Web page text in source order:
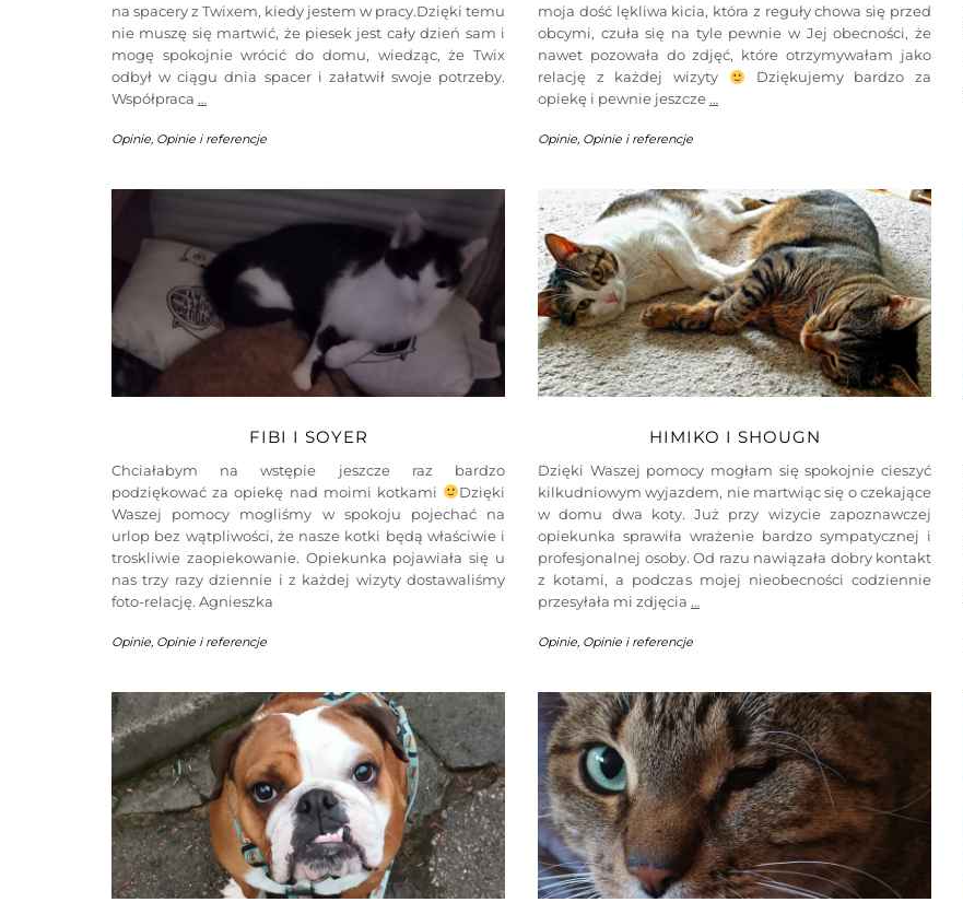
na spacery z Twixem, kiedy jestem w pracy.Dzięki temu
nie muszę się martwić, że piesek jest cały dzień sam i
mogę spokojnie wrócić do domu, wiedząc, że Twix
odbył w ciągu dnia spacer i załatwił swoje potrzeby.
Współpraca …
Opinie, Opinie i referencje
moja dość lękliwa kicia, która z reguły chowa się przed
obcymi, czuła się na tyle pewnie w Jej obecności, że
nawet pozowała do zdjęć, które otrzymywałam jako
relację z każdej wizyty
Dziękujemy bardzo za
opiekę i pewnie jeszcze…
Opinie, Opinie i referencje
FIBI I SOYER
Chciałabym na wstępie jeszcze raz bardzo
podziękować za opiekę nad moimi kotkami
Dzięki
Waszej pomocy mogliśmy w spokoju pojechać na
urlop bez wątpliwości, że nasze kotki będą właściwie i
troskliwie zaopiekowanie. Opiekunka pojawiała się u
nas trzy razy dziennie i z każdej wizyty dostawaliśmy
foto-relację. Agnieszka
Opinie, Opinie i referencje
HIMIKO I SHOUGN
Dzięki Waszej pomocy mogłam się spokojnie cieszyć
kilkudniowym wyjazdem, nie martwiąc się o czekające
w domu dwa koty. Już przy wizycie zapoznawczej
opiekunka sprawiła wrażenie bardzo sympatycznej i
profesjonalnej osoby. Od razu nawiązała dobry kontakt
z kotami, a podczas mojej nieobecności codziennie
przesyłała mi zdjęcia …
Opinie, Opinie i referencje